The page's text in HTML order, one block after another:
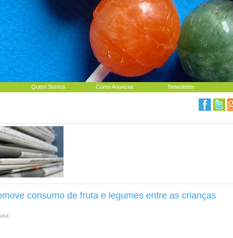
Quem Somos Como Anunciar Newsletter
consumo de fruta e legumes entre as crianças